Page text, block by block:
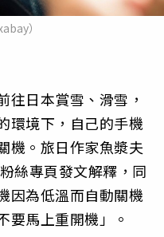
）
往日本賞雪、滑雪，
環境下，自己的手機
機。旅日作家魚漿夫
絲專頁發文解釋，同
因為低溫而自動關機
要馬上重開機」。